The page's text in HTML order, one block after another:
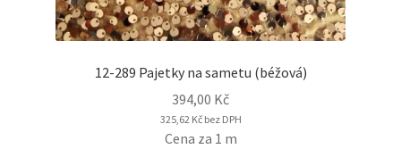
12-289 Pajetky na sametu (béžová)
394,00 Kč
325,62 Kčbez DPH
Cena za 1 m